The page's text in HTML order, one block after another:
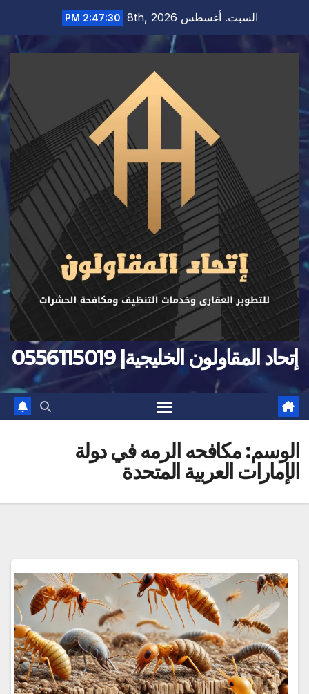
content
السبت. أغسطس 8th, 2026 2:47:30 PM
إتحاد المقاولون الخليجية| 0556115019
الوسم:مكافحه الرمه في دولة
الإمارات العربية المتحدة